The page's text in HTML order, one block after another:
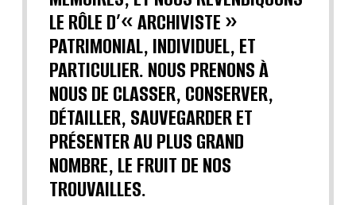
LE RÔLE D’« ARCHIVISTE »
PATRIMONIAL, INDIVIDUEL, ET
PARTICULIER. NOUS PRENONS À
NOUS DE CLASSER, CONSERVER,
DÉTAILLER, SAUVEGARDER ET
PRÉSENTER AU PLUS GRAND
NOMBRE, LE FRUIT DE NOS
TROUVAILLES.